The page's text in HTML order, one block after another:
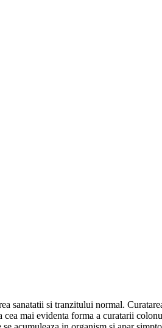
sanatatii si tranzitului normal.
mai evidenta forma a curatarii